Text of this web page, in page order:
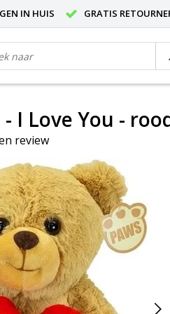
IN HUIS GRATIS
I Love You -
review